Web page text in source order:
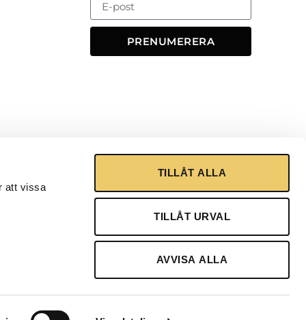
att vissa
TILLÅT ALLA
TILLÅT URVAL
AVVISA ALLA
PRENUMERERA